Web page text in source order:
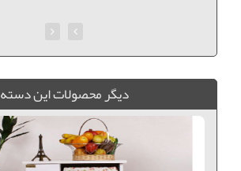
ديگر محصولات اين دسته